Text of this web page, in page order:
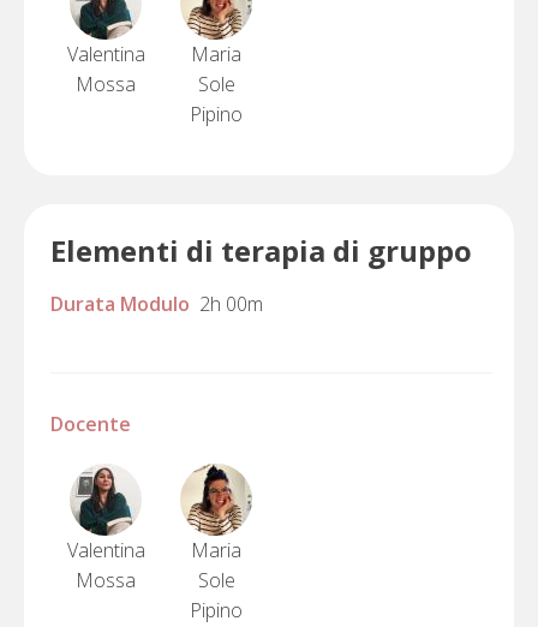
Valentina
Mossa
Maria
Sole
Pipino
Elementi di terapia di gruppo
Durata Modulo 2h 00m
Docente
Valentina
Mossa
Maria
Sole
Pipino